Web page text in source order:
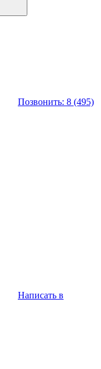
Позвонить: 8 (495)
Написать в